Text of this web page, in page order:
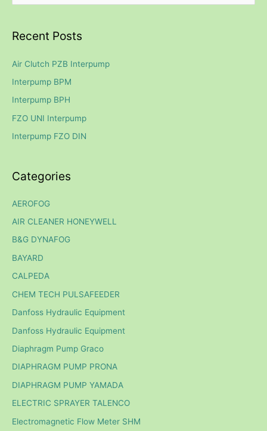
r
o
r
:
Recent Posts
Air Clutch PZB Interpump
Interpump BPM
Interpump BPH
FZO UNI Interpump
Interpump FZO DIN
Categories
AEROFOG
AIR CLEANER HONEYWELL
B&G DYNAFOG
BAYARD
CALPEDA
CHEM TECH PULSAFEEDER
Danfoss Hydraulic Equipment
Danfoss Hydraulic Equipment
Diaphragm Pump Graco
DIAPHRAGM PUMP PRONA
DIAPHRAGM PUMP YAMADA
ELECTRIC SPRAYER TALENCO
Electromagnetic Flow Meter SHM